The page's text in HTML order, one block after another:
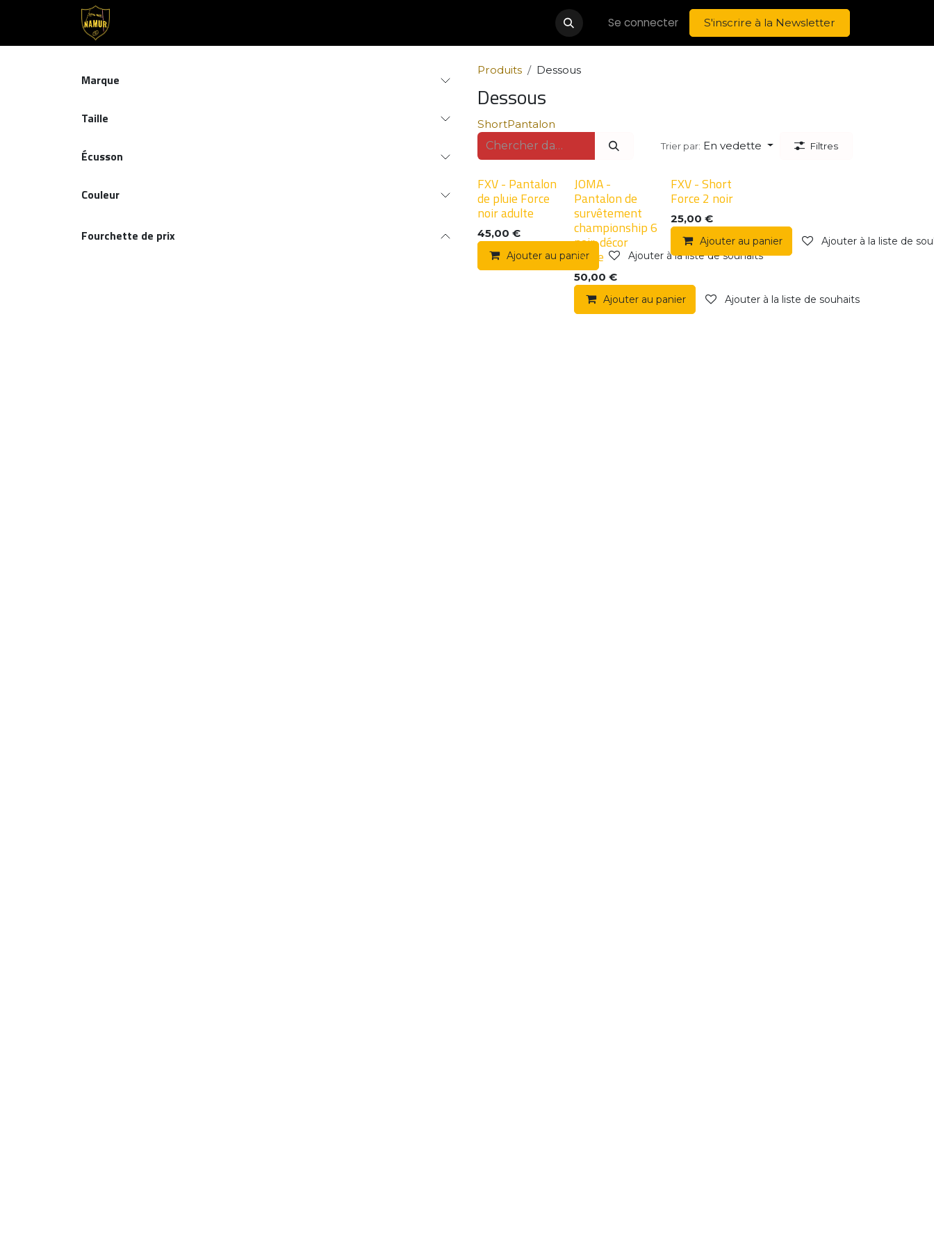
Se rendre au contenu
Contactez-nous Se connecter S'inscrire à la Newsletter
Marque
Taille
Écusson
Couleur
Fourchette de prix
Produits Dessous
Dessous
ShortPantalon
Trier par: En vedette Filtres
FXV - Pantalon
de pluie Force
noir adulte
45,00 €
Ajouter au panier Ajouter à la liste de souhaits
JOMA -
Pantalon de
survêtement
championship 6
noir, décor
rouge
50,00 €
Ajouter au panier Ajouter à la liste de souhaits
FXV - Short
Force 2 noir
25,00 €
Ajouter au panier Ajouter à la liste de